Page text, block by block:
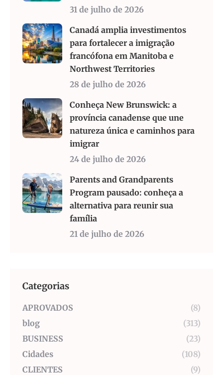
31 de julho de 2026
Canadá amplia investimentos
para fortalecer a imigração
francófona em Manitoba e
Northwest Territories
28 de julho de 2026
Conheça New Brunswick: a
província canadense que une
natureza única e caminhos para
imigrar
24 de julho de 2026
Parents and Grandparents
Program pausado: conheça a
alternativa para reunir sua
família
21 de julho de 2026
Categorias
APROVADOS
(8)
blog
(313)
BUSINESS
(23)
Cidades
(108)
CLIENTES
(9)